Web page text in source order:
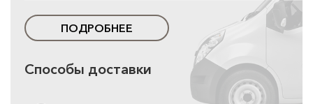
ПОДРОБНЕЕ
Способы доставки